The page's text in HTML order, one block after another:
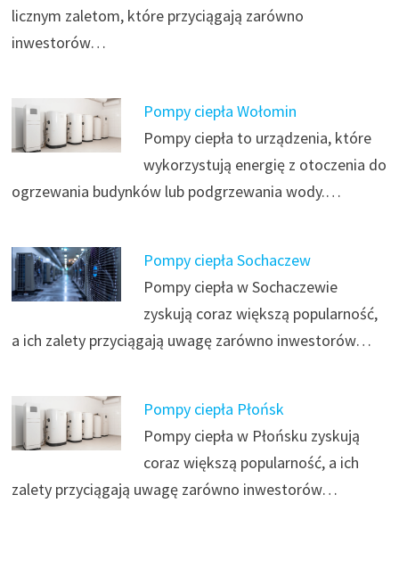
licznym zaletom, które przyciągają zarówno
inwestorów…
Pompy ciepła Wołomin
Pompy ciepła to urządzenia, które
wykorzystują energię z otoczenia do
ogrzewania budynków lub podgrzewania wody.…
Pompy ciepła Sochaczew
Pompy ciepła w Sochaczewie
zyskują coraz większą popularność,
a ich zalety przyciągają uwagę zarówno inwestorów…
Pompy ciepła Płońsk
Pompy ciepła w Płońsku zyskują
coraz większą popularność, a ich
zalety przyciągają uwagę zarówno inwestorów…